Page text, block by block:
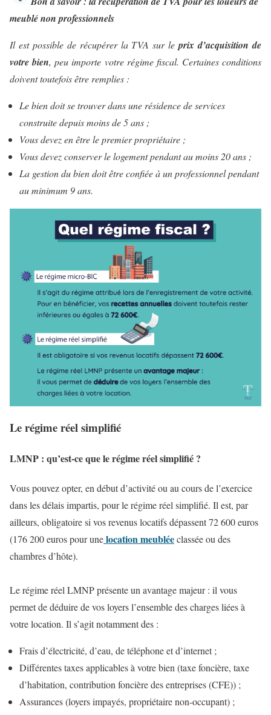
meublé non professionnels
Il est possible de récupérer la TVA sur leprix d’acquisition de
votre bien, peu importe votre régime fiscal. Certaines conditions
doivent toutefois être remplies :
Le bien doit se trouver dans une résidence de services
construite depuis moins de 5 ans ;
Vous devez en être le premier propriétaire ;
Vous devez conserver le logement pendant au moins 20 ans ;
La gestion du bien doit être confiée à un professionnel pendant
au minimum 9 ans.
Le régime réel simplifié
LMNP : qu’est-ce que le régime réel simplifié ?
Vous pouvez opter, en début d’activité ou au cours de l’exercice
dans les délais impartis, pour le régime réel simplifié. Il est, par
ailleurs, obligatoire si vos revenus locatifs dépassent 72 600 euros
(176 200 euros pour unelocation meubléeclassée ou des
chambres d’hôte).
Le régime réel LMNP présente un avantage majeur : il vous
permet de déduire de vos loyers l’ensemble des charges liées à
votre location. Il s’agit notamment des :
Frais d’électricité, d’eau, de téléphone et d’internet ;
Différentes taxes applicables à votre bien (taxe foncière, taxe
d’habitation, contribution foncière des entreprises (CFE)) ;
Assurances (loyers impayés, propriétaire non-occupant) ;